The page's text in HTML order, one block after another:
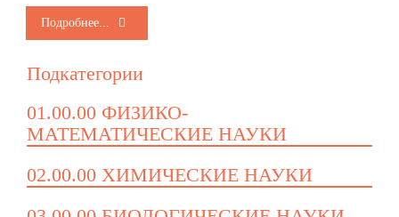
Подробнее...
Подкатегории
01.00.00 ФИЗИКО-
МАТЕМАТИЧЕСКИЕ НАУКИ
02.00.00 ХИМИЧЕСКИЕ НАУКИ